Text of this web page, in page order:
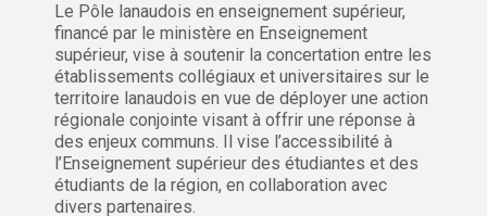
Le Pôle lanaudois en enseignement supérieur,
financé par le ministère en Enseignement
supérieur, vise à soutenir la concertation entre les
établissements collégiaux et universitaires sur le
territoire lanaudois en vue de déployer une action
régionale conjointe visant à offrir une réponse à
des enjeux communs. Il vise l’accessibilité à
l’Enseignement supérieur des étudiantes et des
étudiants de la région, en collaboration avec
divers partenaires.